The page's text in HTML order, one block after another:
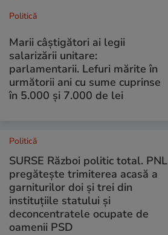
Politică
Marii câștigători ai legii
salarizării unitare:
parlamentarii. Lefuri mărite în
următorii ani cu sume cuprinse
în 5.000 și 7.000 de lei
Politică
SURSE Război politic total. PNL
pregătește trimiterea acasă a
garniturilor doi și trei din
instituțiile statului și
deconcentratele ocupate de
oamenii PSD